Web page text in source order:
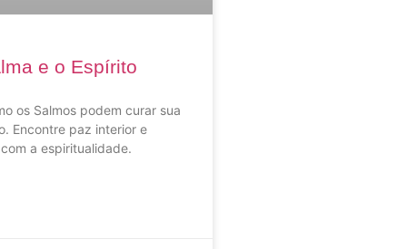
e o Espírito
os Salmos podem curar sua
Encontre paz interior e
a espiritualidade.